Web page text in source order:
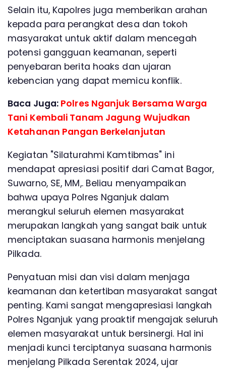
Selain itu, Kapolres juga memberikan arahan
kepada para perangkat desa dan tokoh
masyarakat untuk aktif dalam mencegah
potensi gangguan keamanan, seperti
penyebaran berita hoaks dan ujaran
kebencian yang dapat memicu konflik.
Baca Juga: Polres Nganjuk Bersama Warga
Tani Kembali Tanam Jagung Wujudkan
Ketahanan Pangan Berkelanjutan
Kegiatan "Silaturahmi Kamtibmas" ini
mendapat apresiasi positif dari Camat Bagor,
Suwarno, SE, MM,. Beliau menyampaikan
bahwa upaya Polres Nganjuk dalam
merangkul seluruh elemen masyarakat
merupakan langkah yang sangat baik untuk
menciptakan suasana harmonis menjelang
Pilkada.
Penyatuan misi dan visi dalam menjaga
keamanan dan ketertiban masyarakat sangat
penting. Kami sangat mengapresiasi langkah
Polres Nganjuk yang proaktif mengajak seluruh
elemen masyarakat untuk bersinergi. Hal ini
menjadi kunci terciptanya suasana harmonis
menjelang Pilkada Serentak 2024, ujar